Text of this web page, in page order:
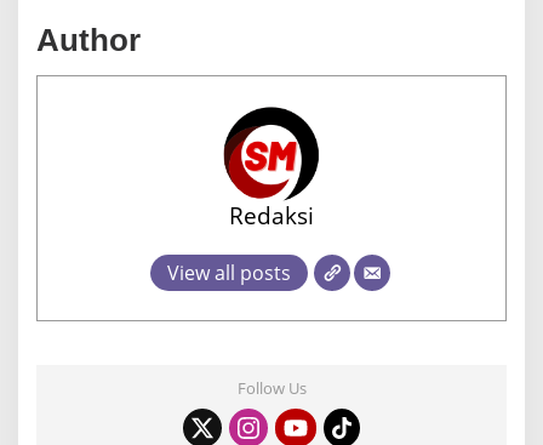
Author
Redaksi
View all posts
Follow Us